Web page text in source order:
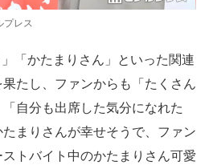
プレス
「かたまりさん」といった関連
たし、ファンからも「たくさん
自分も出席した気分になれた
たまりさんが幸せそうで、ファン
トバイト中のかたまりさん可愛